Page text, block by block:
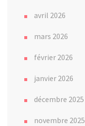
avril 2026
mars 2026
février 2026
janvier 2026
décembre 2025
novembre 2025